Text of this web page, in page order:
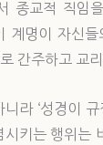
종교적 직임
명이 자신
간주하고 교
라 ‘성경이
키는 행위는